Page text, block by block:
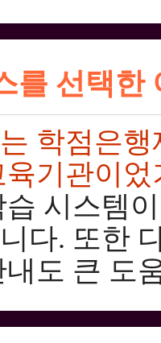
를 선택한
학점은
육기관이
습 시스템
다. 또한
내도 큰 도